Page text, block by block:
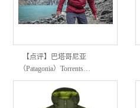
【点评】巴塔哥尼亚
（Patagonia）Torrents…